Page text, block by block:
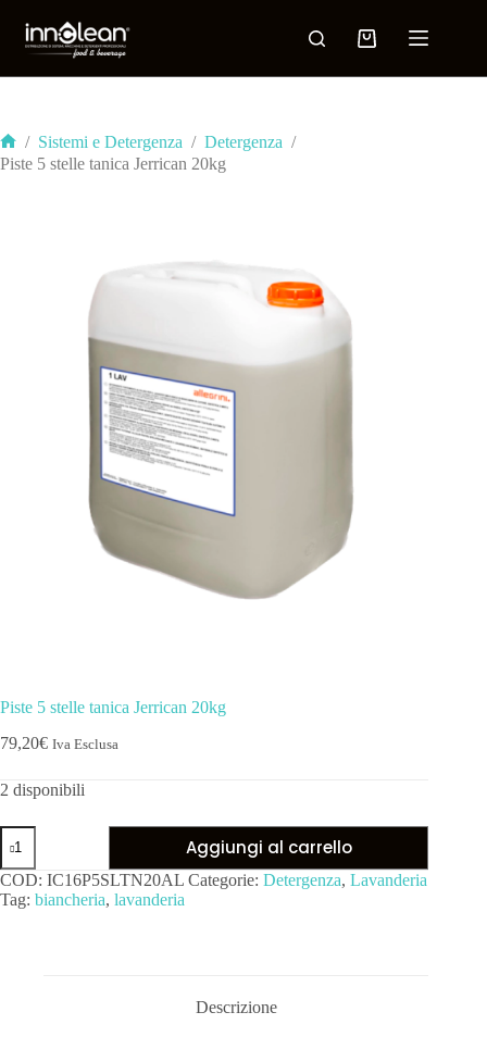
/ Sistemi e Detergenza / Detergenza /
Piste 5 stelle tanica Jerrican 20kg
Piste 5 stelle tanica Jerrican 20kg
79,20€ Iva Esclusa
2 disponibili
Aggiungi al carrello
COD: IC16P5SLTN20AL Categorie: Detergenza, Lavanderia
Tag: biancheria, lavanderia
Descrizione